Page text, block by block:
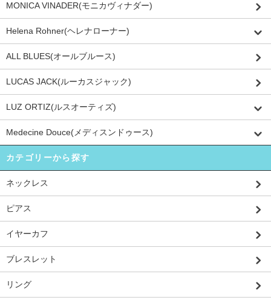
MONICA VINADER(モニカヴィナダー)
Helena Rohner(ヘレナローナー)
ALL BLUES(オールブルース)
LUCAS JACK(ルーカスジャック)
LUZ ORTIZ(ルスオーティズ)
Medecine Douce(メディスンドゥース)
カテゴリーから探す
ネックレス
ピアス
イヤーカフ
ブレスレット
リング